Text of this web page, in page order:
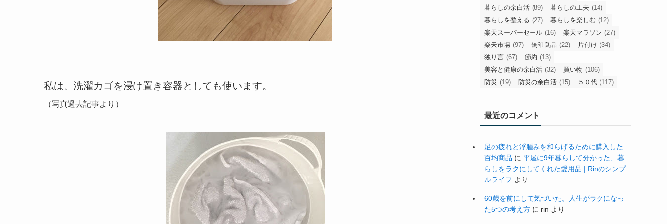
私は、洗濯カゴを浸け置き容器としても使います。
（写真過去記事より）
暮らしの余白活 (89) 暮らしの工夫 (14)
暮らしを整える (27) 暮らしを楽しむ (12)
楽天スーパーセール (16) 楽天マラソン (27)
楽天市場 (97) 無印良品 (22) 片付け (34)
独り言 (67) 節約 (13)
美容と健康の余白活 (32) 買い物 (106)
防災 (19) 防災の余白活 (15) ５０代 (117)
最近のコメント
足の疲れと浮腫みを和らげるために購入した
百均商品 に 平屋に9年暮らして分かった、暮
らしをラクにしてくれた愛用品 | Rinのシンプ
ルライフ より
60歳を前にして気づいた。人生がラクになっ
た5つの考え方 に rin より